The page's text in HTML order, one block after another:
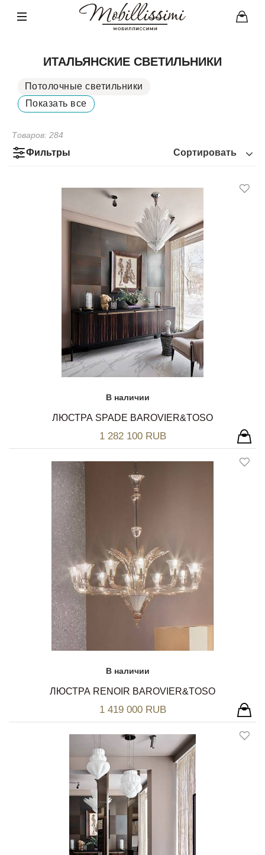
ИТАЛЬЯНСКИЕ СВЕТИЛЬНИКИ
Потолочные светильники
Подвесные светильники
Уличное освещение
Напольные светильники
Показать все
Фильтры Сортировать
Товаров: 284
В наличии
ЛЮСТРА SPADE BAROVIER&TOSO
1 282 100 RUB
В наличии
ЛЮСТРА RENOIR BAROVIER&TOSO
1 419 000 RUB